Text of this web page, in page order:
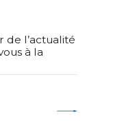
de l’actualité
à la